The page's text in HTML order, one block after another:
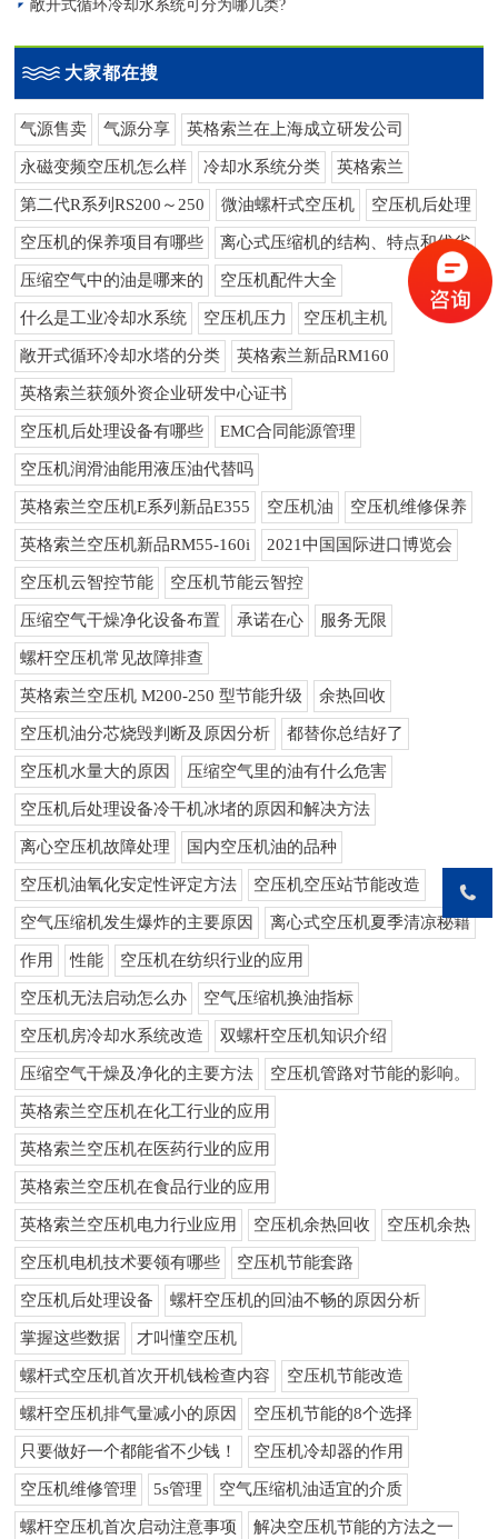
敞开式循环冷却水系统可分为哪几类?
大家都在搜
气源售卖 气源分享 英格索兰在上海成立研发公司
永磁变频空压机怎么样 冷却水系统分类 英格索兰
第二代R系列RS200～250 微油螺杆式空压机 空压机后处理
空压机的保养项目有哪些 离心式压缩机的结构、特点和优劣
压缩空气中的油是哪来的 空压机配件大全
什么是工业冷却水系统 空压机压力 空压机主机
敞开式循环冷却水塔的分类 英格索兰新品RM160
英格索兰获颁外资企业研发中心证书
空压机后处理设备有哪些 EMC合同能源管理
空压机润滑油能用液压油代替吗
英格索兰空压机E系列新品E355 空压机油 空压机维修保养
英格索兰空压机新品RM55-160i 2021中国国际进口博览会
空压机云智控节能 空压机节能云智控
压缩空气干燥净化设备布置 承诺在心 服务无限
螺杆空压机常见故障排查
英格索兰空压机 M200-250 型节能升级 余热回收
空压机油分芯烧毁判断及原因分析 都替你总结好了
空压机水量大的原因 压缩空气里的油有什么危害
空压机后处理设备冷干机冰堵的原因和解决方法
离心空压机故障处理 国内空压机油的品种
空压机油氧化安定性评定方法 空压机空压站节能改造
空气压缩机发生爆炸的主要原因 离心式空压机夏季清凉秘籍
作用 性能 空压机在纺织行业的应用
空压机无法启动怎么办 空气压缩机换油指标
空压机房冷却水系统改造 双螺杆空压机知识介绍
压缩空气干燥及净化的主要方法 空压机管路对节能的影响。
英格索兰空压机在化工行业的应用
英格索兰空压机在医药行业的应用
英格索兰空压机在食品行业的应用
英格索兰空压机电力行业应用 空压机余热回收 空压机余热
空压机电机技术要领有哪些 空压机节能套路
空压机后处理设备 螺杆空压机的回油不畅的原因分析
掌握这些数据 才叫懂空压机
螺杆式空压机首次开机钱检查内容 空压机节能改造
螺杆空压机排气量减小的原因 空压机节能的8个选择
只要做好一个都能省不少钱！ 空压机冷却器的作用
空压机维修管理 5s管理 空气压缩机油适宜的介质
螺杆空压机首次启动注意事项 解决空压机节能的方法之一